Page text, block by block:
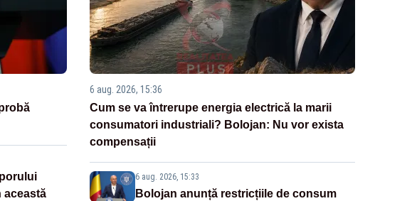
această
6 aug. 2026, 15:36
Cum se va întrerupe energia electrică la marii
consumatori industriali? Bolojan: Nu vor exista
compensații
6 aug. 2026, 15:33
Bolojan anunță restricțiile de consum